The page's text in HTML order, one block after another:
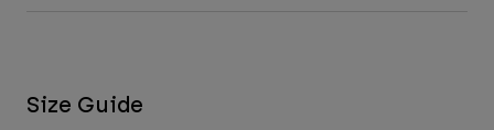
Size Guide